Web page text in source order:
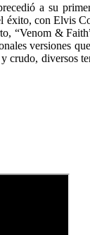
a su
con Elvis
“Venom &
versiones
diversos